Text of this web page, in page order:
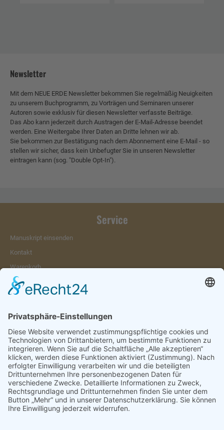
Newsletter
Mit dem NEUE ERDE Newsletter bekommen Sie regelmäßig Neuigkeiten
zu unserem Buchprogramm, zu Vorträgen und Seminaren unserer
Autoren sowie exklusiv für diesen Newsletter verfasste Beiträge.
Das Abo kann jederzeit durch Austragen der E-Mail-Adresse beendet
werden. Eine Weitergabe Ihrer Daten an Dritte lehnen wir ab.
Sie bekommen zur Bestätigung nach dem Abonnement eine E-Mail - so
stellen wir sicher, dass kein Unbefugter Sie in unseren Newsletter
eintragen kann (sog. "Double Opt-In").
Service
Manuskript einsenden
Kontakt
Warenkorb
Konto
Merkzettel
Vertrag widerrufen
Informationen
Impressum & Disclaimer
AGB und Widerrufsrecht